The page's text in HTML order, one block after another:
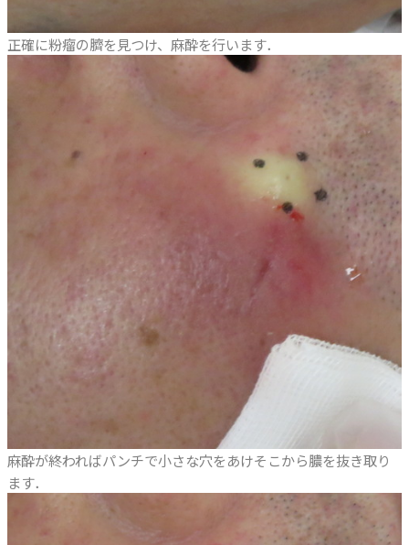
正確に粉瘤の臍を見つけ、麻酔を行います．
麻酔が終わればパンチで小さな穴をあけそこから膿を抜き取り
ます．